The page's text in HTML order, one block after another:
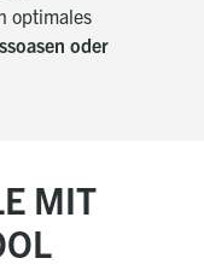
optimales
oder
MIT